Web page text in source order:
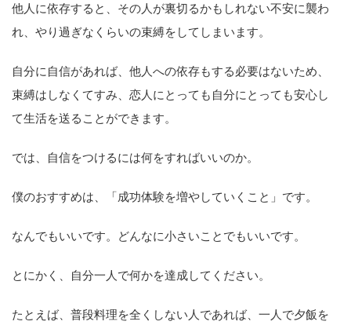
他人に依存すると、その人が裏切るかもしれない不安に襲わ
れ、やり過ぎなくらいの束縛をしてしまいます。
自分に自信があれば、他人への依存もする必要はないため、
束縛はしなくてすみ、恋人にとっても自分にとっても安心し
て生活を送ることができます。
では、自信をつけるには何をすればいいのか。
僕のおすすめは、「成功体験を増やしていくこと」です。
なんでもいいです。どんなに小さいことでもいいです。
とにかく、自分一人で何かを達成してください。
たとえば、普段料理を全くしない人であれば、一人で夕飯を